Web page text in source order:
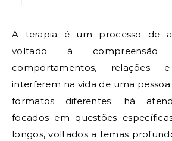
A terapia é um processo de acompanhamento
voltado à compreensão
comportamentos, relações
interferem na vida de uma
formatos diferentes: há
focados em questões
longos, voltados a temas